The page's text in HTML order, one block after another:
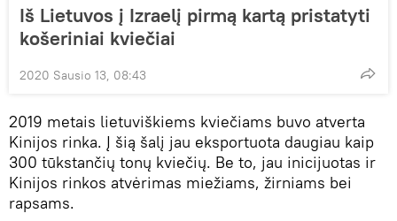
Iš Lietuvos į Izraelį pirmą kartą pristatyti
košeriniai kviečiai
2020 Sausio 13, 08:43
2019 metais lietuviškiems kviečiams buvo atverta
Kinijos rinka. Į šią šalį jau eksportuota daugiau kaip
300 tūkstančių tonų kviečių. Be to, jau inicijuotas ir
Kinijos rinkos atvėrimas miežiams, žirniams bei
rapsams.